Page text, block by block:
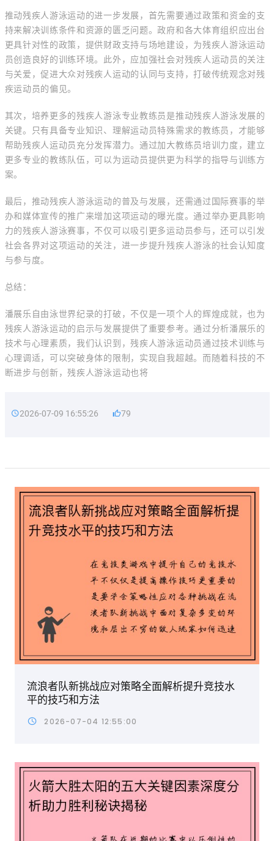
推动残疾人游泳运动的进一步发展，首先需要通过政策和资金的支
持来解决训练条件和资源的匮乏问题。政府和各大体育组织应出台
更具针对性的政策，提供财政支持与场地建设，为残疾人游泳运动
员创造良好的训练环境。此外，应加强社会对残疾人运动员的关注
与关爱，促进大众对残疾人运动的认同与支持，打破传统观念对残
疾运动员的偏见。
其次，培养更多的残疾人游泳专业教练员是推动残疾人游泳发展的
关键。只有具备专业知识、理解运动员特殊需求的教练员，才能够
帮助残疾人运动员充分发挥潜力。通过加大教练员培训力度，建立
更多专业的教练队伍，可以为运动员提供更为科学的指导与训练方
案。
最后，推动残疾人游泳运动的普及与发展，还需通过国际赛事的举
办和媒体宣传的推广来增加这项运动的曝光度。通过举办更具影响
力的残疾人游泳赛事，不仅可以吸引更多运动员参与，还可以引发
社会各界对这项运动的关注，进一步提升残疾人游泳的社会认知度
与参与度。
总结：
潘展乐自由泳世界纪录的打破，不仅是一项个人的辉煌成就，也为
残疾人游泳运动的启示与发展提供了重要参考。通过分析潘展乐的
技术与心理素质，我们认识到，残疾人游泳运动员通过技术训练与
心理调适，可以突破身体的限制，实现自我超越。而随着科技的不
断进步与创新，残疾人游泳运动也将
2026-07-09 16:55:26 79
流浪者队新挑战应对策略全面解析提升竞技水
平的技巧和方法
2026-07-04 12:55:00